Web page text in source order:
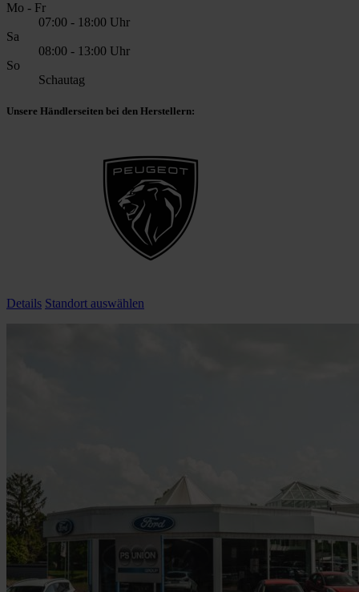
Mo - Fr
07:00 - 18:00 Uhr
Sa
08:00 - 13:00 Uhr
So
Schautag
Unsere Händlerseiten bei den Herstellern:
Details Standort auswählen